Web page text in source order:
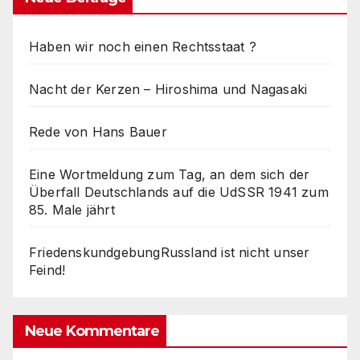
Haben wir noch einen Rechtsstaat ?
Nacht der Kerzen – Hiroshima und Nagasaki
Rede von Hans Bauer
Eine Wortmeldung zum Tag, an dem sich der
Überfall Deutschlands auf die UdSSR 1941 zum
85. Male jährt
FriedenskundgebungRussland ist nicht unser
Feind!
Neue Kommentare